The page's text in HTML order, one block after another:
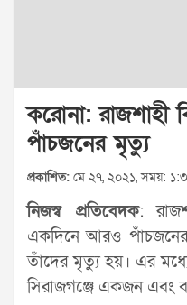
করোনা: রাজশাহী
পাঁচজনের মৃত্যু
প্রকাশিত: মে ২৭, ২০২১, সময়:
নিজস্ব প্রতিবেদক:
একদিনে আরও
তাঁদের মৃত্যু হয়। এর
সিরাজগঞ্জে একজন এবং